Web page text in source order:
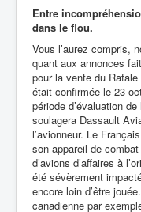
Entre
dans le flou.
Vous l’aurez compris,
quant aux annonces
pour la vente du
était confirmée le 23
période d’évaluation
soulagera Dassault
l’avionneur. Le
son appareil de
d’avions d’affaires à
été sévèrement
encore loin d’être
canadienne par